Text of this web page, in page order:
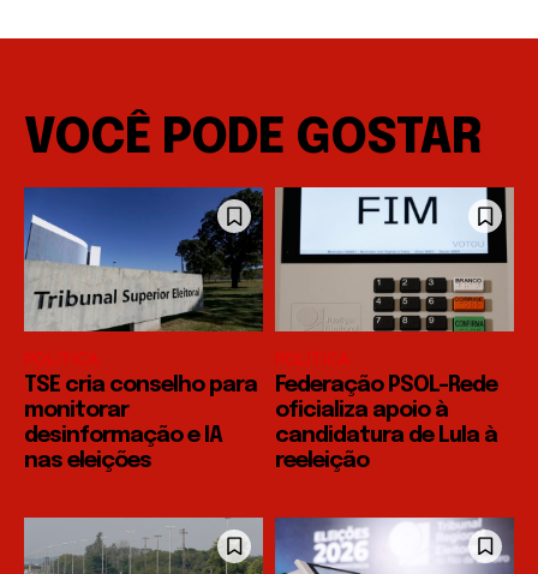
VOCÊ PODE GOSTAR
POLÍTICA
TSE cria conselho para
monitorar
desinformação e IA
nas eleições
POLÍTICA
Federação PSOL-Rede
oficializa apoio à
candidatura de Lula à
reeleição